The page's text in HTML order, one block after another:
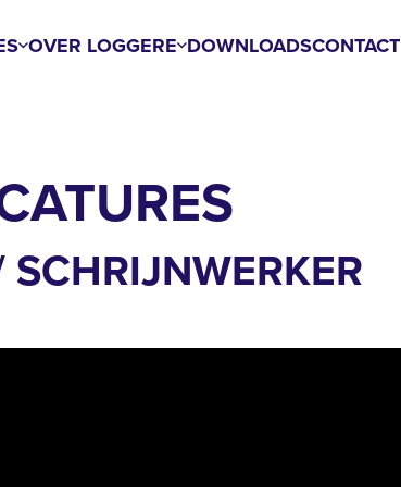
OVER LOGGERE DOWNLOADSCONTACT